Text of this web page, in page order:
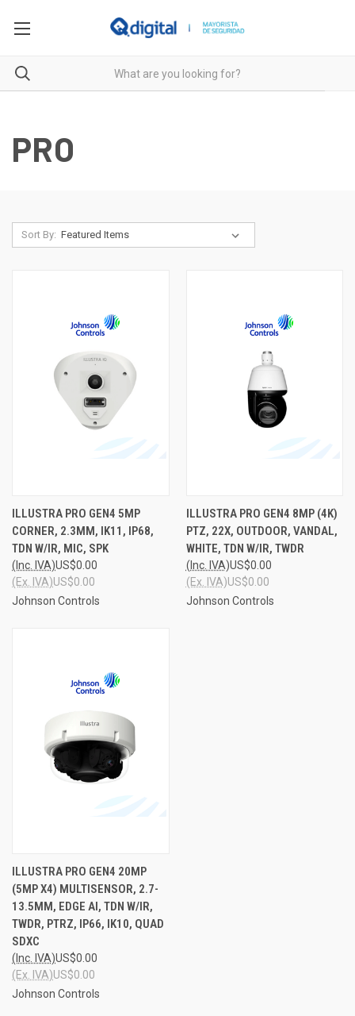
PRO
Sort By:
ILLUSTRA PRO GEN4 5MP
CORNER, 2.3MM, IK11, IP68,
TDN W/IR, MIC, SPK
US$0.00
(Inc. IVA)
US$0.00
(Ex. IVA)
Johnson Controls
ILLUSTRA PRO GEN4 8MP (4K)
PTZ, 22X, OUTDOOR, VANDAL,
WHITE, TDN W/IR, TWDR
US$0.00
(Inc. IVA)
US$0.00
(Ex. IVA)
Johnson Controls
ILLUSTRA PRO GEN4 20MP
(5MP X4) MULTISENSOR, 2.7-
13.5MM, EDGE AI, TDN W/IR,
TWDR, PTRZ, IP66, IK10, QUAD
SDXC
US$0.00
(Inc. IVA)
US$0.00
(Ex. IVA)
Johnson Controls